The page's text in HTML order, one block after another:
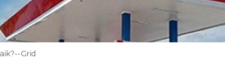
Grid